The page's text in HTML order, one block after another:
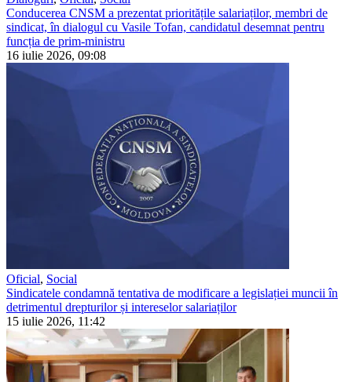
Conducerea CNSM a prezentat prioritățile salariaților, membri de
sindicat, în dialogul cu Vasile Tofan, candidatul desemnat pentru
funcția de prim-ministru
16 iulie 2026, 09:08
Oficial, Social
Sindicatele condamnă tentativa de modificare a legislației muncii în
detrimentul drepturilor și intereselor salariaților
15 iulie 2026, 11:42